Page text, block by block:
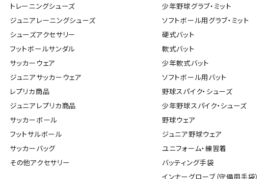
トレーニングシューズ
ジュニアレーニングシューズ
シューズアクセサリー
フットボールサンダル
サッカーウェア
ジュニアサッカーウェア
レプリカ商品
ジュニアレプリカ商品
サッカーボール
フットサルボール
サッカーバッグ
その他アクセサリー
少年野球グラブ・ミット
ソフトボール用グラブ・ミット
硬式バット
軟式バット
少年軟式バット
ソフトボール用バット
野球スパイク・シューズ
少年野球スパイク・シューズ
野球ウェア
ジュニア野球ウェア
ユニフォーム・練習着
バッティング手袋
インナーグローブ（守備用手袋）